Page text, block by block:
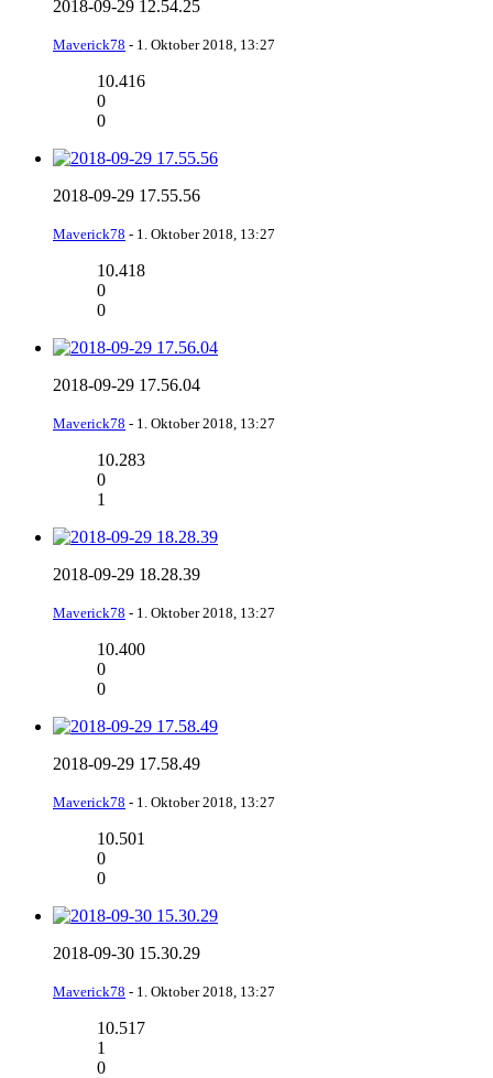
2018-09-29 12.54.25
Maverick78 - 1. Oktober 2018, 13:27
10.416
0
0
2018-09-29 17.55.56
Maverick78 - 1. Oktober 2018, 13:27
10.418
0
0
2018-09-29 17.56.04
Maverick78 - 1. Oktober 2018, 13:27
10.283
0
1
2018-09-29 18.28.39
Maverick78 - 1. Oktober 2018, 13:27
10.400
0
0
2018-09-29 17.58.49
Maverick78 - 1. Oktober 2018, 13:27
10.501
0
0
2018-09-30 15.30.29
Maverick78 - 1. Oktober 2018, 13:27
10.517
1
0